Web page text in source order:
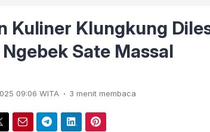
Kuliner Klungkung
Sate Massal
09:06 WITA . 3 menit membaca